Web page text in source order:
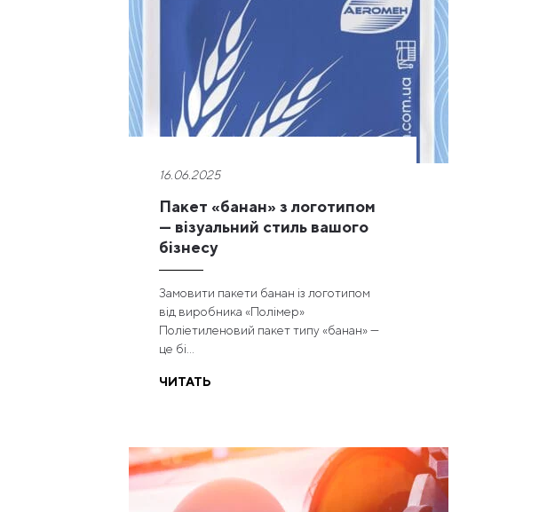
16.06.2025
Пакет «банан» з логотипом
— візуальний стиль вашого
бізнесу
Замовити пакети банан із логотипом
від виробника «Полімер»
Поліетиленовий пакет типу «банан» —
це бі...
ЧИТАТЬ